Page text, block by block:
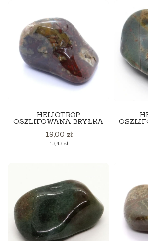
HELIOTROP
OSZLIFOWANA BRYŁKA
Cena
19,00 zł
Cena
15,45 zł